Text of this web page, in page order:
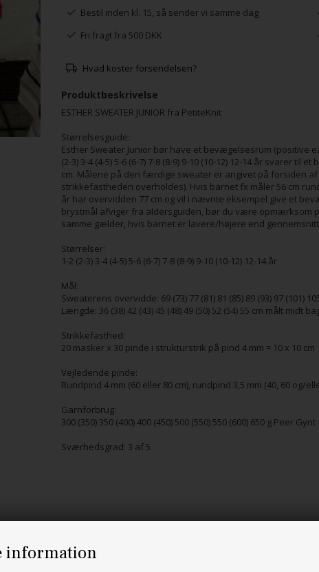
information
Bestil inden kl. 15, så sender vi samme dag
Fri fragt fra 500 DKK
Hvad koster forsendelsen?
Produktbeskrivelse
ESTHER SWEATER JUNIOR fra PetiteKnit
Størrelsesguide:
Esther Sweater Junior bør have et bevægelsesrum (positive
(2-3) 3-4 (4-5) 5-6 (6-7) 7-8 (8-9) 9-10 (10-12) 12-14 år svarer til
cm. Målene på den færdige sweater er angivet på forsiden
strikkefastheden overholdes). Hvis barnet fx måler 56 cm
år har overvidden 77 cm og vil i nævnte eksempel give et
brystmål afviger fra aldersguiden, bør du være opmærksom
samme gælder, hvis barnet er lavere/højere end
Størrelser:
1-2 (2-3) 3-4 (4-5) 5-6 (6-7) 7-8 (8-9) 9-10 (10-12) 12-14 år
Mål:
Sweaterens overvidde: 69 (73) 77 (81) 81 (85) 89 (93) 97 (101)
Længde: 36 (38) 42 (43) 45 (48) 49 (50) 52 (54) 55 cm målt midt
Strikkefasthed:
20 masker x 30 pinde i strukturstrik på pind 4 mm = 10 x 10 cm
Vejledende pinde:
Rundpind 4 mm (60 eller 80 cm), rundpind 3,5 mm (40, 60 og/
Garnforbrug:
300 (350) 350 (400) 400 (450) 500 (550) 550 (600) 650 g Peer
Sværhedsgrad: 3 af 5